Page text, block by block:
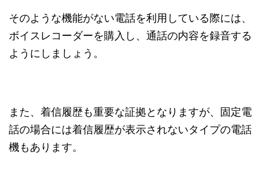
そのような機能がない電話を利用している際には、
ボイスレコーダーを購入し、通話の内容を録音する
ようにしましょう。
また、着信履歴も重要な証拠となりますが、固定電
話の場合には着信履歴が表示されないタイプの電話
機もあります。